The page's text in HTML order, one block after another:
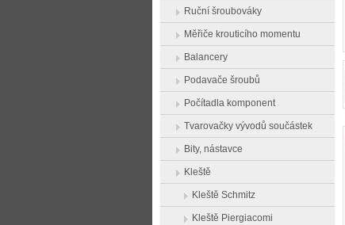
Ruční šroubováky
Měřiče krouticího momentu
Balancery
Podavače šroubů
Počítadla komponent
Tvarovačky vývodů součástek
Bity, nástavce
Kleště
Kleště Schmitz
Kleště Piergiacomi